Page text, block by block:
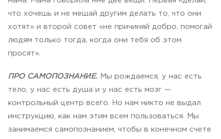
что хочешь и не мешай другим делать то, что они
хотят» и второй совет «не причиняй добро, помогай
людям только тогда, когда они тебя об этом
просят».
ПРО САМОПОЗНАНИЕ. Мы рождаемся, у нас есть
тело, у нас есть душа и у нас есть мозг —
контрольный центр всего. Но нам никто не выдал
инструкцию, как нам этим всем пользоваться. Мы
занимаемся самопознанием, чтобы в конечном счете